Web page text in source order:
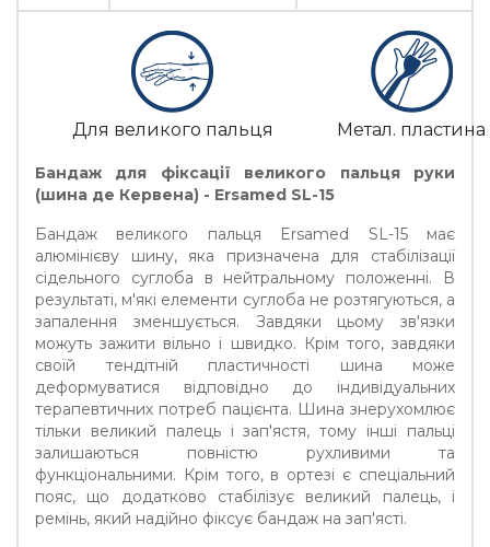
Для великого пальця Метал. пластина
Бандаж для фіксації великого пальця руки
(шина де Кервена) - Ersamed SL-15
Бандаж великого пальця Ersamed SL-15 має
алюмінієву шину, яка призначена для стабілізації
сідельного суглоба в нейтральному положенні. В
результаті, м'які елементи суглоба не розтягуються, а
запалення зменшується. Завдяки цьому зв'язки
можуть зажити вільно і швидко. Крім того, завдяки
своїй тендітній пластичності шина може
деформуватися відповідно до індивідуальних
терапевтичних потреб пацієнта. Шина знерухомлює
тільки великий палець і зап'ястя, тому інші пальці
залишаються повністю рухливими та
функціональними. Крім того, в ортезі є спеціальний
пояс, що додатково стабілізує великий палець, і
ремінь, який надійно фіксує бандаж на зап'ясті.